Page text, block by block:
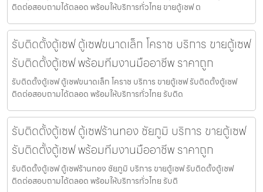
ติดต่อสอบถามได้ตลอด พร้อมให้บริการทั่วไทย ขายตู้เซฟ ต
รับติดตั้งตู้เซฟ ตู้เซฟขนาดเล็ก โคราช บริการ ขายตู้เซฟ
รับติดตั้งตู้เซฟ พร้อมทีมงานมืออาชีพ ราคาถูก
รับติดตั้งตู้เซฟ ตู้เซฟขนาดเล็ก โคราช บริการ ขายตู้เซฟ รับติดตั้งตู้เซฟ
ติดต่อสอบถามได้ตลอด พร้อมให้บริการทั่วไทย รับติด
รับติดตั้งตู้เซฟ ตู้เซฟร้านทอง ชัยภูมิ บริการ ขายตู้เซฟ
รับติดตั้งตู้เซฟ พร้อมทีมงานมืออาชีพ ราคาถูก
รับติดตั้งตู้เซฟ ตู้เซฟร้านทอง ชัยภูมิ บริการ ขายตู้เซฟ รับติดตั้งตู้เซฟ
ติดต่อสอบถามได้ตลอด พร้อมให้บริการทั่วไทย รับติ